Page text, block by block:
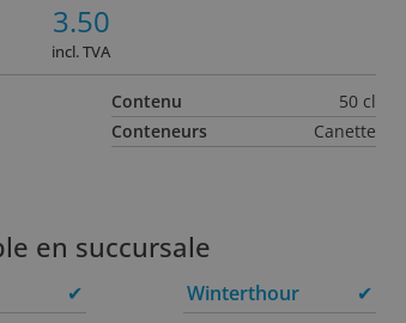
3.50
incl. TVA
Contenu
50 cl
Conteneurs
Canette
en succursale
✔
Winterthour
✔